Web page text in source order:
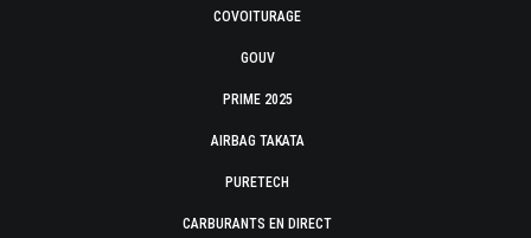
COVOITURAGE
GOUV
PRIME 2025
AIRBAG TAKATA
PURETECH
CARBURANTS EN DIRECT